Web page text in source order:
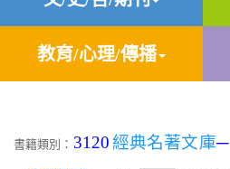
教育/心理/傳播
書籍類別： 3120經典名著文庫─